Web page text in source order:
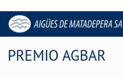
PREMIO AGBAR